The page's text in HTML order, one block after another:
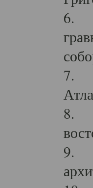
6.
7.
8.
9.